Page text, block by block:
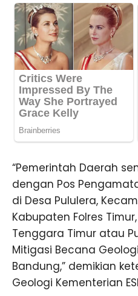
“Pemerintah Daerah
dengan Pos
di Desa Pululera,
Kabupaten Folres
Tenggara Timur atau
Mitigasi Becana
Bandung,” demikian
Geologi Kementerian